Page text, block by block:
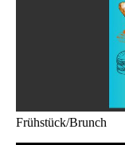
Frühstück/Brunch